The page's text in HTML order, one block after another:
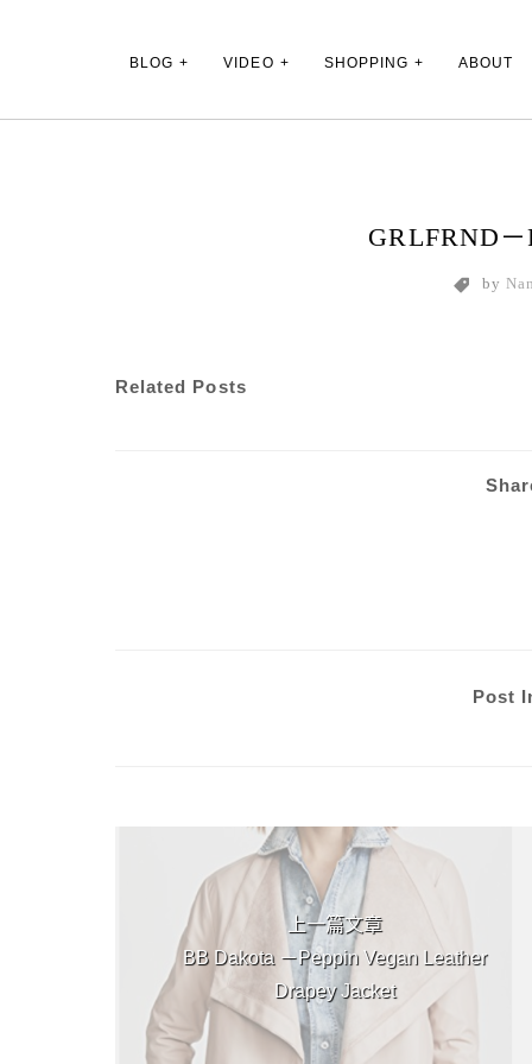
Main Menu
BLOG VIDEO SHOPPING ABOUT
GRLFRND
by
Related Posts
Post
上 / 下一篇文章
上一篇文章
BB Dakota －Peppin Vegan Leather
Drapey Jacket